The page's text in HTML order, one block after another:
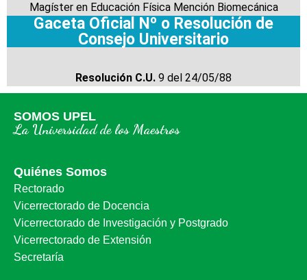
Magíster en Educación Física Mención Biomecánica
Gaceta Oficial Nº o Resolución de
Consejo Universitario
Resolución C.U. 9 del 24/05/88
SOMOS UPEL
La Universidad de los Maestros
Quiénes Somos
Rectorado
Vicerrectorado de Docencia
Vicerrectorado de Investigación y Postgrado
Vicerrectorado de Extensión
Secretaría